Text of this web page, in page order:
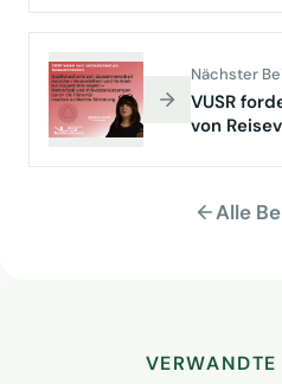
Nächster
VUSR
von
Alle